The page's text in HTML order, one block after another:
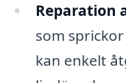
Reparation
som
kan enkelt